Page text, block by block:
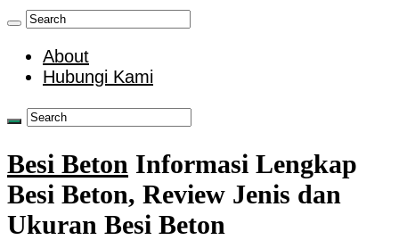
About
Hubungi Kami
Besi Beton Informasi Lengkap
Besi Beton, Review Jenis dan
Ukuran Besi Beton